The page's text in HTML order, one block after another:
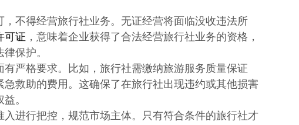
不得经营旅行社业务。无证经营将面临没收违法所
可证 ，意味着企业获得了合法经营旅行社业务的资格，
保护。
严格要求。比如，旅行社需缴纳旅游服务质量保证
救助的费用。这确保了在旅行社出现违约或其他损害
。
进行把控，规范市场主体。只有符合条件的旅行社才